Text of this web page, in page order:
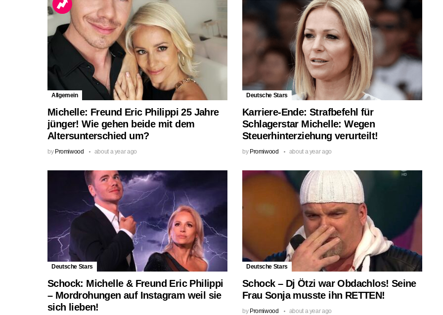
Allgemein
Michelle: Freund Eric Philippi 25 Jahre
jünger! Wie gehen beide mit dem
Altersunterschied um?
by Promiwood about a year ago
Deutsche Stars
Karriere-Ende: Strafbefehl für
Schlagerstar Michelle: Wegen
Steuerhinterziehung verurteilt!
by Promiwood about a year ago
Deutsche Stars
Schock: Michelle & Freund Eric Philippi
– Mordrohungen auf Instagram weil sie
sich lieben!
Deutsche Stars
Schock – Dj Ötzi war Obdachlos! Seine
Frau Sonja musste ihn RETTEN!
by Promiwood about a year ago